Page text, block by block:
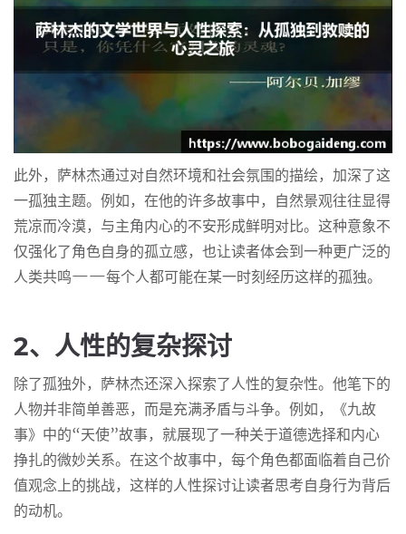
此外，萨林杰通过对自然环境和社会氛围的描绘，加深了这
一孤独主题。例如，在他的许多故事中，自然景观往往显得
荒凉而冷漠，与主角内心的不安形成鲜明对比。这种意象不
仅强化了角色自身的孤立感，也让读者体会到一种更广泛的
人类共鸣——每个人都可能在某一时刻经历这样的孤独。
2、人性的复杂探讨
除了孤独外，萨林杰还深入探索了人性的复杂性。他笔下的
人物并非简单善恶，而是充满矛盾与斗争。例如，《九故
事》中的“天使”故事，就展现了一种关于道德选择和内心
挣扎的微妙关系。在这个故事中，每个角色都面临着自己价
值观念上的挑战，这样的人性探讨让读者思考自身行为背后
的动机。